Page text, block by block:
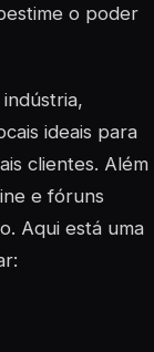
o poder
ideais para
clientes. Além
e fóruns
Aqui está uma